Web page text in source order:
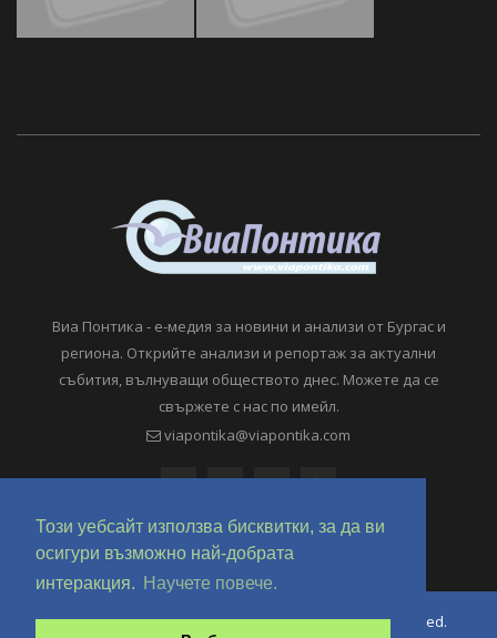
Този уебсайт използва бисквитки, за да ви
осигури възможно най-добрата
интеракция.
Научете повече.
Виа Понтика - е-медия за новини и анализи от Бургас и
региона. Открийте анализи и репортаж за актуални
събития, вълнуващи обществото днес. Можете да се
свържете с нас по имейл.
viapontika@viapontika.com
Copyright © 2018-2024 ViaPontika.com. All Rights Reserved.